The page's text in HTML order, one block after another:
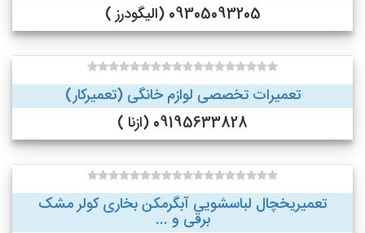
09305093205 (الیگودرز )
تعمیرات تخصصی لوازم خانگی (تعمیرکار)
09195633828 (ازنا )
تعمیریخچال لباسشویی آبگرمکن بخاری کولر مشک
برقی و ...